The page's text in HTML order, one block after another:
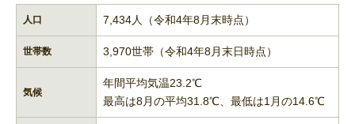
人口 7,434人（令和4年8月末時点）
世帯数 3,970世帯（令和4年8月末日時点）
気候
年間平均気温23.2℃
最高は8月の平均31.8℃、最低は1月の14.6℃